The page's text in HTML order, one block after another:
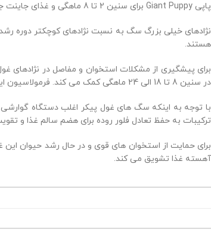
پاپی Giant Puppy برای سنین 2 تا 8 ماهگی و غذای جاینت جونیور Giant Junior برای 8 تا 18 و یا 8 تا 24 ماهگی استفاده می شود.
نژادهای خیلی بزرگ سگ به نسبت نژادهای کوچکتر دوره رشد
هستند.
برای پیشگیری از مشکلات استخوان و مفاصل در نژادهای
در سنین 8 تا 18 الی 24 ماهگی کمک می کند. فرمولاسیون این محصول حاوی ویتامین های C و E است که موجب حمایت و تقویت سیستم ایمنی می شود.
ترکیبات به حفظ تعادل فلور روده برای هضم سالم غذا و
برای حمایت از استخوان های قوی و در حال رشد حیوان
آهسته غذا تشویق می کند.